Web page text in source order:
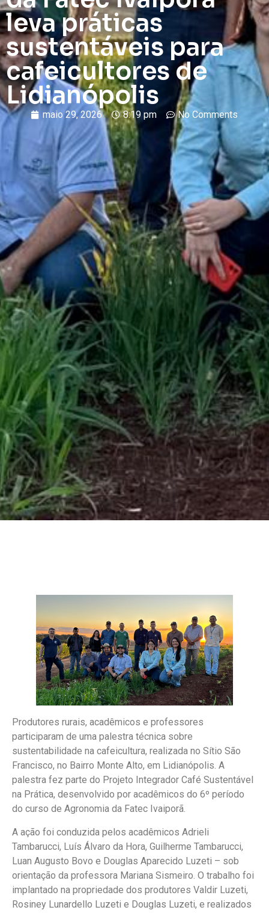
leva práticas
sustentáveis para
cafeicultores de
Lidianópolis
maio 29, 2026 8:19 pm No Comments
Produtores rurais, acadêmicos e professores
participaram de uma palestra técnica sobre
sustentabilidade na cafeicultura, realizada no Sítio São
Francisco, no Bairro Monte Alto, em Lidianópolis. A
palestra fez parte do Projeto Integrador Café Sustentável
na Prática, desenvolvido por acadêmicos do 6º período
do curso de Agronomia da Fatec Ivaiporã.
A ação foi conduzida pelos acadêmicos Adrieli
Tambarucci, Luís Álvaro da Hora, Guilherme Tambarucci,
Luan Augusto Bovo e Douglas Aparecido Luzeti – sob
orientação da professora Mariana Sismeiro. O trabalho foi
implantado na propriedade dos produtores Valdir Luzeti,
Rosiney Lunardello Luzeti e Douglas Luzeti, e realizados